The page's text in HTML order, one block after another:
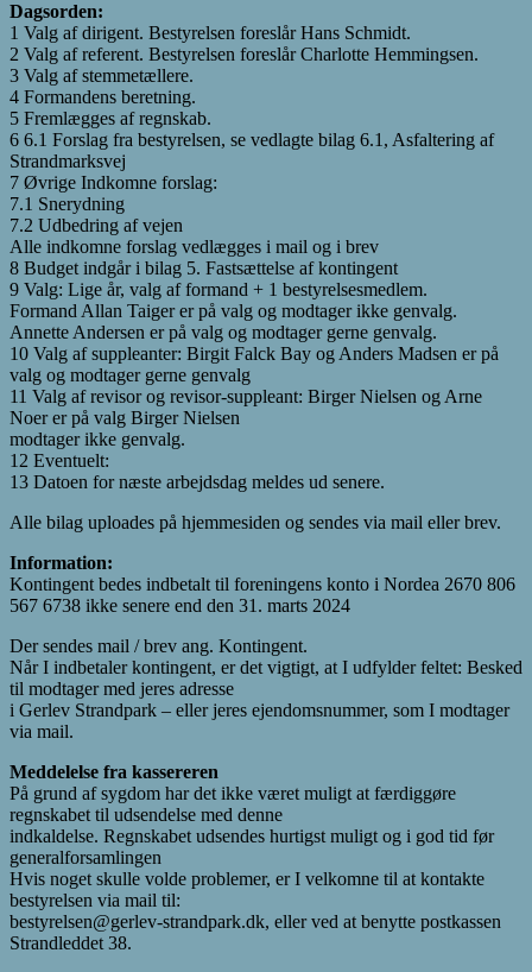
Dagsorden:
1 Valg af dirigent. Bestyrelsen foreslår Hans Schmidt.
2 Valg af referent. Bestyrelsen foreslår Charlotte Hemmingsen.
3 Valg af stemmetællere.
4 Formandens beretning.
5 Fremlægges af regnskab.
6 6.1 Forslag fra bestyrelsen, se vedlagte bilag 6.1, Asfaltering af
Strandmarksvej
7 Øvrige Indkomne forslag:
7.1 Snerydning
7.2 Udbedring af vejen
Alle indkomne forslag vedlægges i mail og i brev
8 Budget indgår i bilag 5. Fastsættelse af kontingent
9 Valg: Lige år, valg af formand + 1 bestyrelsesmedlem.
Formand Allan Taiger er på valg og modtager ikke genvalg.
Annette Andersen er på valg og modtager gerne genvalg.
10 Valg af suppleanter: Birgit Falck Bay og Anders Madsen er på
valg og modtager gerne genvalg
11 Valg af revisor og revisor-suppleant: Birger Nielsen og Arne
Noer er på valg Birger Nielsen
modtager ikke genvalg.
12 Eventuelt:
13 Datoen for næste arbejdsdag meldes ud senere.
Alle bilag uploades på hjemmesiden og sendes via mail eller brev.
Information:
Kontingent bedes indbetalt til foreningens konto i Nordea 2670 806
567 6738 ikke senere end den 31. marts 2024
Der sendes mail / brev ang. Kontingent.
Når I indbetaler kontingent, er det vigtigt, at I udfylder feltet: Besked
til modtager med jeres adresse
i Gerlev Strandpark – eller jeres ejendomsnummer, som I modtager
via mail.
Meddelelse fra kassereren
På grund af sygdom har det ikke været muligt at færdiggøre
regnskabet til udsendelse med denne
indkaldelse. Regnskabet udsendes hurtigst muligt og i god tid før
generalforsamlingen
Hvis noget skulle volde problemer, er I velkomne til at kontakte
bestyrelsen via mail til:
bestyrelsen@gerlev-strandpark.dk, eller ved at benytte postkassen
Strandleddet 38.